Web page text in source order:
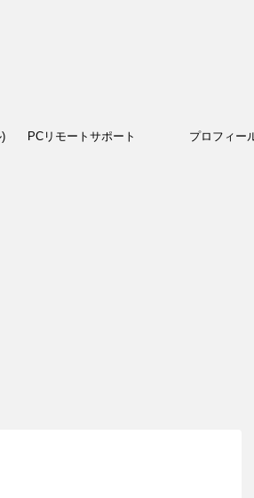
PCリモートサポート プロフィー